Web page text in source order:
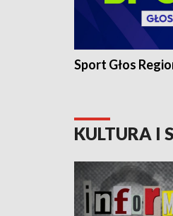
Sport Głos
KULTURA I